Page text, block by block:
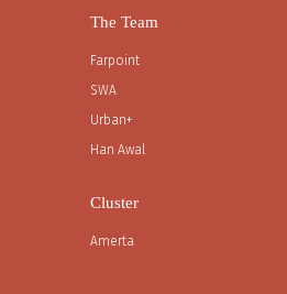
The Team
Farpoint
SWA
Urban+
Han Awal
Cluster
Amerta